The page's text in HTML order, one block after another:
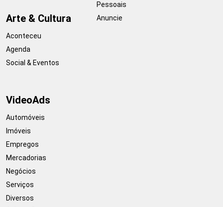
Arte & Cultura
Aconteceu
Agenda
Social & Eventos
Pessoais
Anuncie
VideoAds
Automóveis
Imóveis
Empregos
Mercadorias
Negócios
Serviços
Diversos